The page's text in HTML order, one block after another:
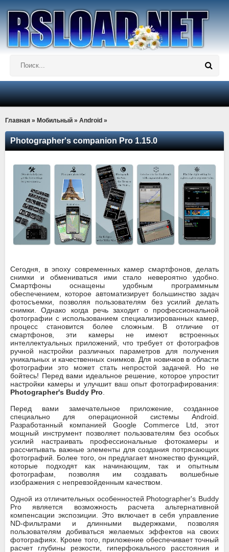
Главная » Мобильный » Android »
Photographer's companion Pro 1.15.0
Сегодня, в эпоху современных камер смартфонов, делать
снимки и обмениваться ими стало невероятно удобно.
Смартфоны оснащены удобным программным
обеспечением, которое автоматизирует большинство задач
фотосъемки, позволяя пользователям без усилий делать
снимки. Однако когда речь заходит о профессиональной
фотографии с использованием специализированных камер,
процесс становится более сложным. В отличие от
смартфонов, эти камеры не имеют встроенных
интеллектуальных приложений, что требует от фотографов
ручной настройки различных параметров для получения
уникальных и качественных снимков. Для новичков в области
фотографии это может стать непростой задачей. Но не
бойтесь! Перед вами идеальное решение, которое упростит
настройки камеры и улучшит ваш опыт фотографирования:
Photographer's Buddy Pro
Перед вами замечательное приложение, созданное
специально для операционной системы Android.
Разработанный компанией Google Commerce Ltd, этот
мощный инструмент позволяет пользователям без особых
усилий настраивать профессиональные фотокамеры и
рассчитывать важные элементы для создания потрясающих
фотографий. Более того, он предлагает множество функций,
которые подходят как начинающим, так и опытным
фотографам, позволяя им создавать волшебные
изображения с непревзойденным качеством.
Одной из отличительных особенностей Photographer's Buddy
Pro является возможность расчета альтернативной
компенсации экспозиции. Это включает в себя управление
ND-фильтрами и длинными выдержками, позволяя
пользователям добиваться желаемых эффектов на своих
фотографиях. Кроме того, приложение обеспечивает точный
расчет глубины резкости, гиперфокального расстояния и